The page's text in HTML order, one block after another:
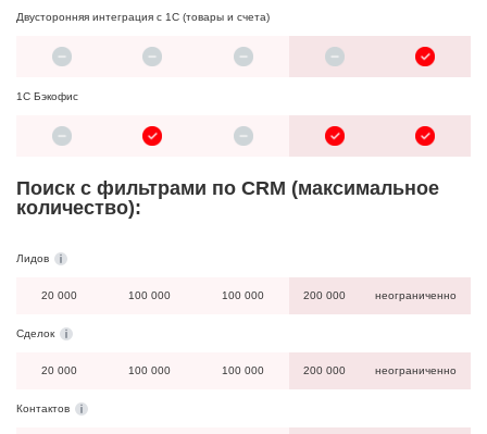
Двусторонняя интеграция с 1С (товары и счета)
1С Бэкофис
Поиск c фильтрами по CRM (максимальное
количество):
Лидов
20 000 100 000 100 000 200 000 неограниченно
Сделок
20 000 100 000 100 000 200 000 неограниченно
Контактов